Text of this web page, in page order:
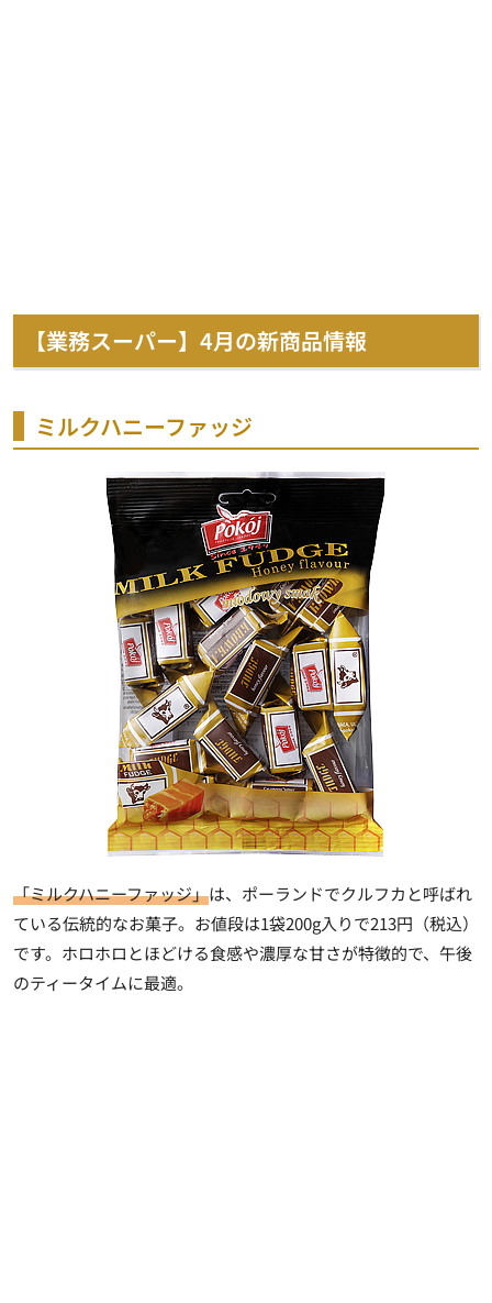
【業務スーパー】4月の新商品情報
ミルクハニーファッジ
「ミルクハニーファッジ」は、ポーランドでクルフカと呼ばれ
ている伝統的なお菓子。お値段は1袋200g入りで213円（税込）
です。ホロホロとほどける食感や濃厚な甘さが特徴的で、午後
のティータイムに最適。